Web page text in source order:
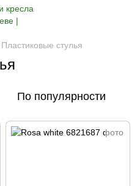
Пластиковые стулья
По популярности